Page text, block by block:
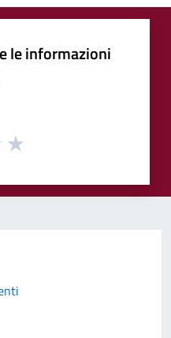
le informazioni